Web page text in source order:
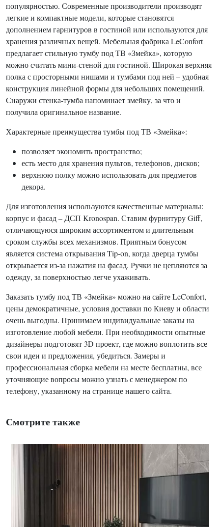
популярностью. Современные производители производят
легкие и компактные модели, которые становятся
дополнением гарнитуров в гостиной или используются для
хранения различных вещей. Мебельная фабрика LeConfort
предлагает стильную тумбу под ТВ «Змейка», которую
можно считать мини-стеной для гостиной. Широкая верхняя
полка с просторными нишами и тумбами под ней – удобная
конструкция линейной формы для небольших помещений.
Снаружи стенка-тумба напоминает змейку, за что и
получила оригинальное название.
Характерные преимущества тумбы под ТВ «Змейка»:
позволяет экономить пространство;
есть место для хранения пультов, телефонов, дисков;
верхнюю полку можно использовать для предметов
декора.
Для изготовления используются качественные материалы:
корпус и фасад – ДСП Kronospan. Ставим фурнитуру Giff,
отличающуюся широким ассортиментом и длительным
сроком службы всех механизмов. Приятным бонусом
является система открывания Tip-on, когда дверца тумбы
открывается из-за нажатия на фасад. Ручки не цепляются за
одежду, за поверхностью легче ухаживать.
Заказать тумбу под ТВ «Змейка» можно на сайте LeConfort,
цены демократичные, условия доставки по Киеву и области
очень выгодны. Принимаем индивидуальные заказы на
изготовление любой мебели. При необходимости опытные
дизайнеры подготовят 3D проект, где можно воплотить все
свои идеи и предложения, убедиться. Замеры и
профессиональная сборка мебели на месте бесплатны, все
уточняющие вопросы можно узнать с менеджером по
телефону, указанному на странице нашего сайта.
Смотрите также